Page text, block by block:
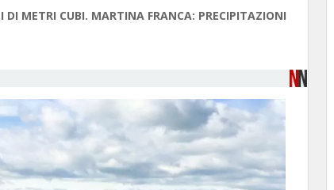
METRI CUBI. MARTINA FRANCA: PRECIPITAZIONI